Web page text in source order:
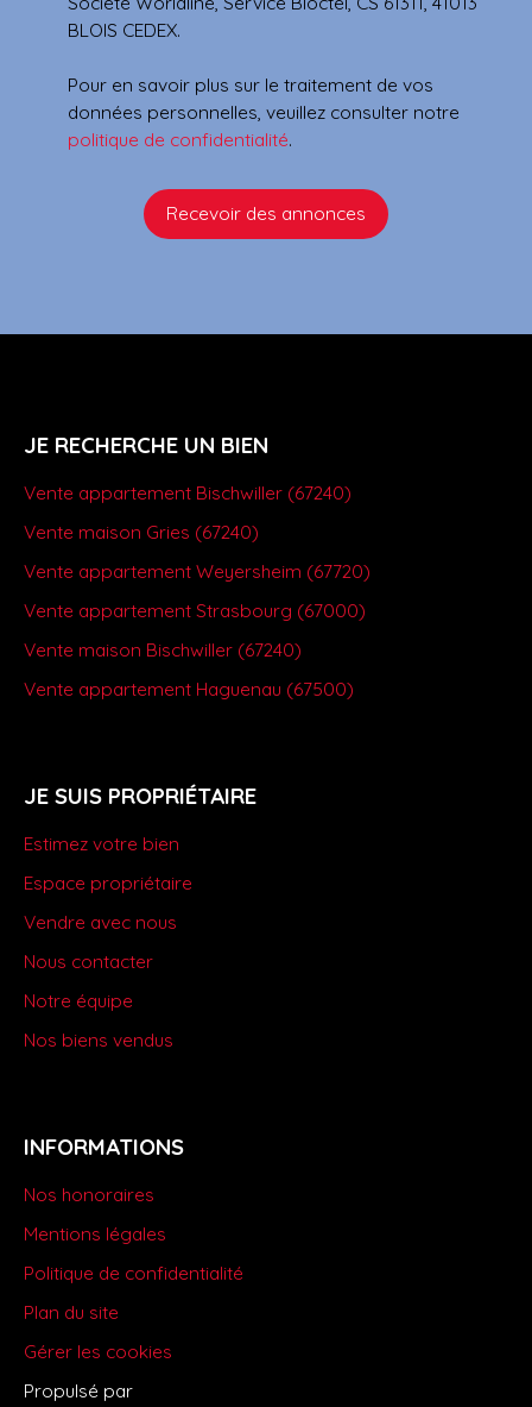
BLOIS CEDEX.
Pour en savoir plus sur le traitement de vos
données personnelles, veuillez consulter notre
politique de confidentialité.
Recevoir des annonces
JE RECHERCHE UN BIEN
Vente appartement Bischwiller (67240)
Vente maison Gries (67240)
Vente appartement Weyersheim (67720)
Vente appartement Strasbourg (67000)
Vente maison Bischwiller (67240)
Vente appartement Haguenau (67500)
JE SUIS PROPRIÉTAIRE
Estimez votre bien
Espace propriétaire
Vendre avec nous
Nous contacter
Notre équipe
Nos biens vendus
INFORMATIONS
Nos honoraires
Mentions légales
Politique de confidentialité
Plan du site
Gérer les cookies
Propulsé par